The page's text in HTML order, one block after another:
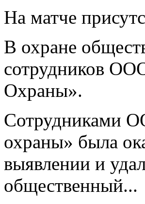
На матче
В охране
сотрудников
Охраны».
Сотрудниками
охраны» была
выявлении и
общественный...